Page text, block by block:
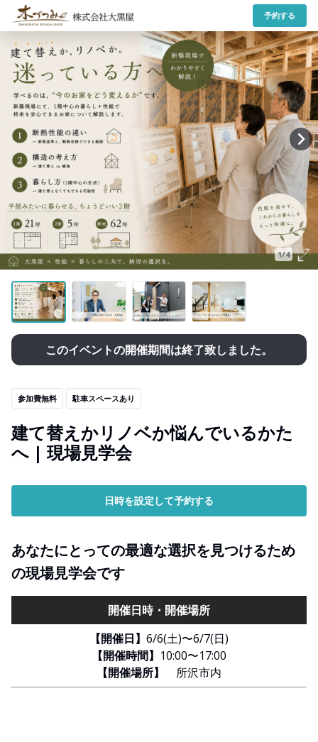
予約する
1/4
このイベントの開催期間は終了致しました。
参加費無料 駐車スペースあり
建て替えかリノベか悩んでいるかた
へ | 現場見学会
日時を設定して予約する
あなたにとっての最適な選択を見つけるため
の現場見学会です
開催日時・開催場所
【開催日】 6/6(土)〜6/7(日)
【開催時間】 10:00〜17:00
【開催場所】 所沢市内